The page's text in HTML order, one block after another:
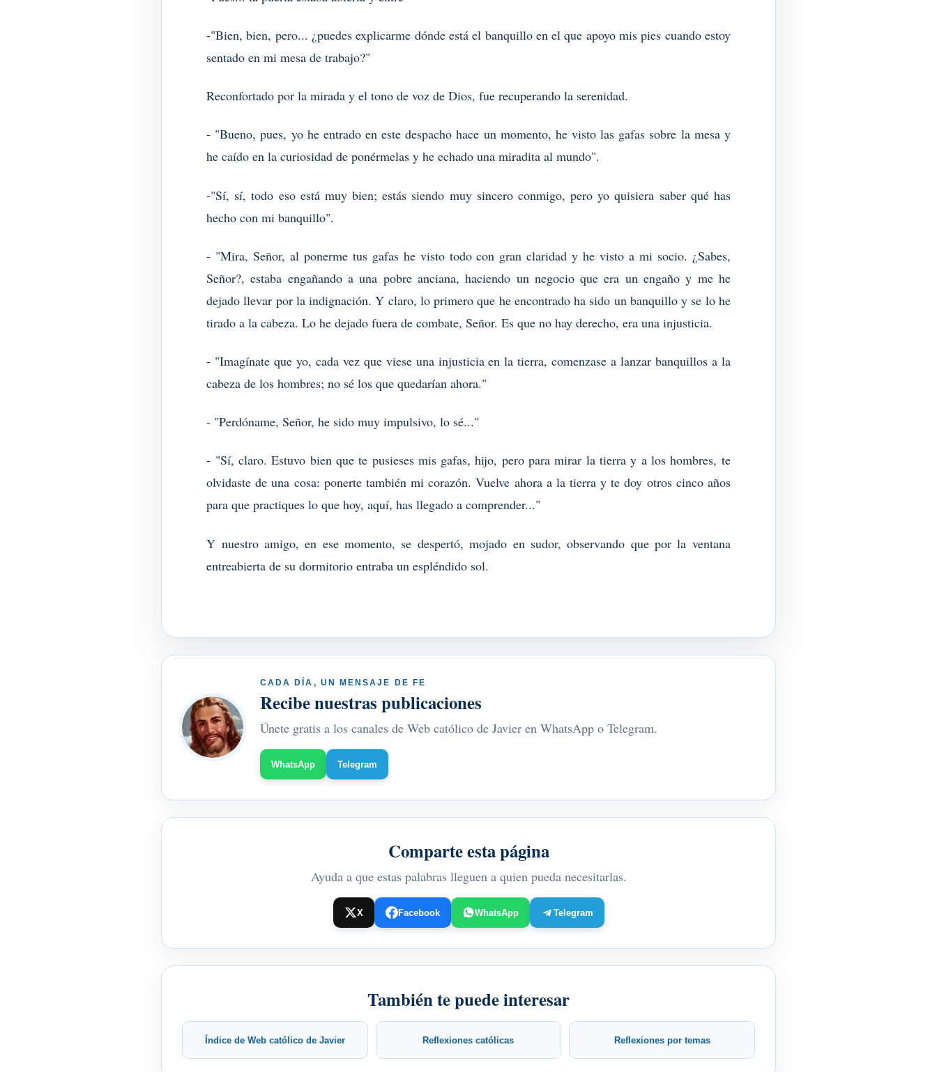
-"Bien, bien, pero... ¿puedes explicarme dónde está el banquillo en el que apoyo mis pies cuando estoy
sentado en mi mesa de trabajo?"
Reconfortado por la mirada y el tono de voz de Dios, fue recuperando la serenidad.
- "Bueno, pues, yo he entrado en este despacho hace un momento, he visto las gafas sobre la mesa y
he caído en la curiosidad de ponérmelas y he echado una miradita al mundo".
-"Sí, sí, todo eso está muy bien; estás siendo muy sincero conmigo, pero yo quisiera saber qué has
hecho con mi banquillo".
- "Mira, Señor, al ponerme tus gafas he visto todo con gran claridad y he visto a mi socio. ¿Sabes,
Señor?, estaba engañando a una pobre anciana, haciendo un negocio que era un engaño y me he
dejado llevar por la indignación. Y claro, lo primero que he encontrado ha sido un banquillo y se lo he
tirado a la cabeza. Lo he dejado fuera de combate, Señor. Es que no hay derecho, era una injusticia.
- "Imagínate que yo, cada vez que viese una injusticia en la tierra, comenzase a lanzar banquillos a la
cabeza de los hombres; no sé los que quedarían ahora."
- "Perdóname, Señor, he sido muy impulsivo, lo sé..."
- "Sí, claro. Estuvo bien que te pusieses mis gafas, hijo, pero para mirar la tierra y a los hombres, te
olvidaste de una cosa: ponerte también mi corazón. Vuelve ahora a la tierra y te doy otros cinco años
para que practiques lo que hoy, aquí, has llegado a comprender..."
Y nuestro amigo, en ese momento, se despertó, mojado en sudor, observando que por la ventana
entreabierta de su dormitorio entraba un espléndido sol.
CADA DÍA, UN MENSAJE DE FE
Recibe nuestras publicaciones
Únete gratis a los canales de Web católico de Javier en WhatsApp o Telegram.
WhatsApp Telegram
Comparte esta página
Ayuda a que estas palabras lleguen a quien pueda necesitarlas.
X Facebook WhatsApp Telegram
También te puede interesar
Índice de Web católico de Javier Reflexiones católicas Reflexiones por temas